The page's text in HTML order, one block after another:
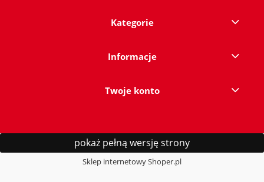
Kategorie
Informacje
Twoje konto
pokaż pełną wersję strony
Sklep internetowy Shoper.pl